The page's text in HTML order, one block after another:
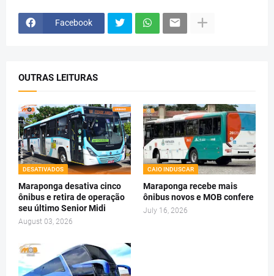
Facebook
OUTRAS LEITURAS
DESATIVADOS
Maraponga desativa cinco
ônibus e retira de operação
seu último Senior Midi
August 03, 2026
CAIO INDUSCAR
Maraponga recebe mais
ônibus novos e MOB confere
July 16, 2026